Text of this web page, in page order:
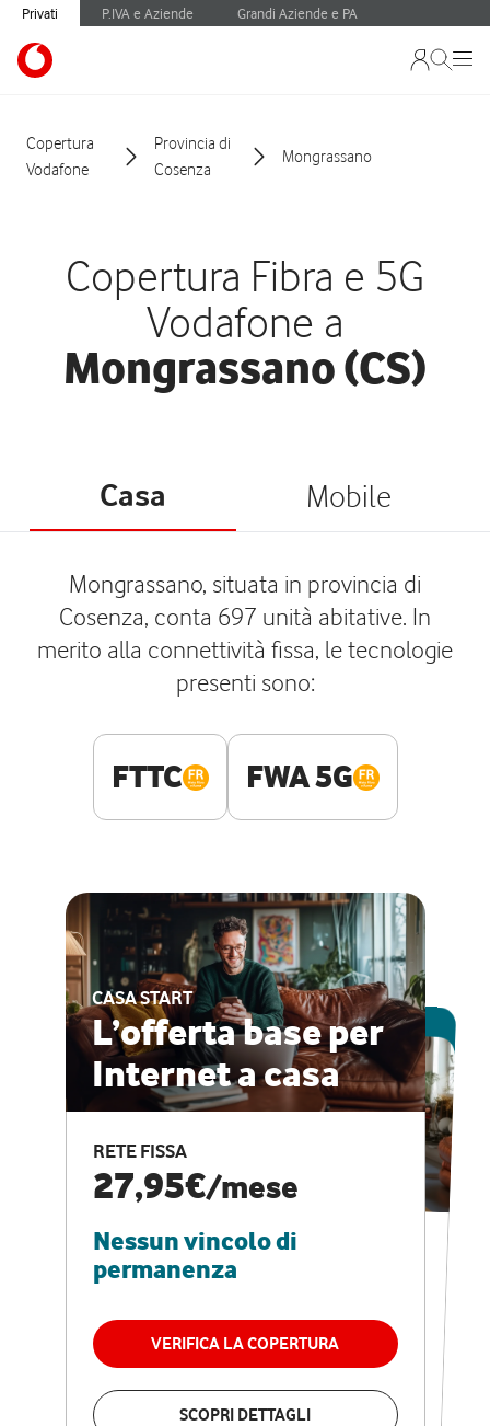
Privati P.IVA e Aziende Grandi Aziende e PA
Copertura
Vodafone
Provincia di
Cosenza
Mongrassano
Copertura Fibra e 5G
Vodafone a
Mongrassano (CS)
Casa Mobile
Mongrassano, situata in provincia di
Cosenza, conta 697 unità abitative. In
merito alla connettività fissa, le tecnologie
presenti sono:
FTTC FWA 5G
CASA START
L’offerta base per
Internet a casa
RETE FISSA
27,95€/mese
Nessun vincolo di
permanenza
VERIFICA LA COPERTURA
SCOPRI DETTAGLI
ESCLUSIVA ONLINE
CASA PRO
Internet veloce e
vantaggi speciali
RETE FISSA + VODAFONE CLUB
29,95€
permanenza
VERIFICA LA COPERTURA